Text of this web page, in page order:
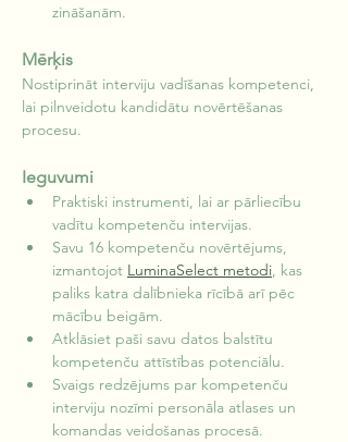
zināšanām.
Mērķis
Nostiprināt interviju vadīšanas kompetenci,
lai pilnveidotu kandidātu novērtēšanas
procesu.
Ieguvumi
Praktiski instrumenti, lai ar pārliecību
vadītu kompetenču intervijas.
Savu 16 kompetenču novērtējums,
izmantojot LuminaSelect metodi, kas
paliks katra dalībnieka rīcībā arī pēc
mācību beigām.
Atklāsiet paši savu datos balstītu
kompetenču attīstības potenciālu.
Svaigs redzējums par kompetenču
interviju nozīmi personāla atlases un
komandas veidošanas procesā.